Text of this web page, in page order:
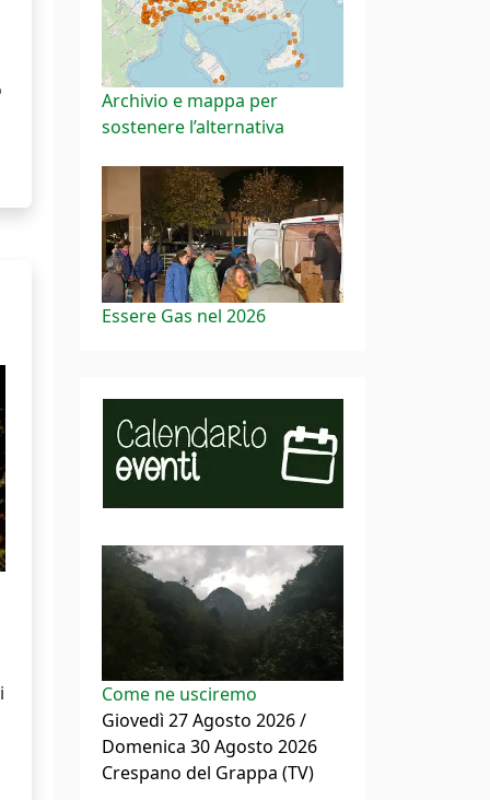
Archivio e mappa per
sostenere l’alternativa
Essere Gas nel 2026
Come ne usciremo
Giovedì 27 Agosto 2026 /
Domenica 30 Agosto 2026
Crespano del Grappa (TV)